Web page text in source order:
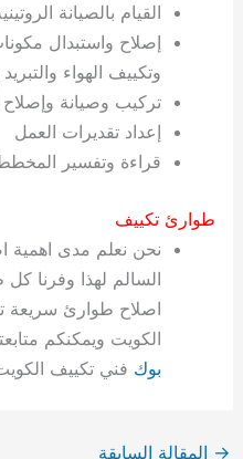
القيام بالصيانة
إصلاح واستبدال
وتكييف الهواء
تركيب وصيانة
إعداد تقديرات العمل
قراءة وتفسير
طوارئ تكييف
نحن نعلم مدى اهمية
السالم لهذا وفرنا
اصلاح طوارئ سريعة
الكويت ويمكنكم
بوك فني تكييف
→ المقالة السابقة